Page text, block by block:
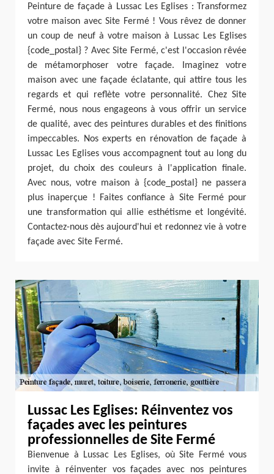
Peinture de façade à Lussac Les Eglises : Transformez
votre maison avec Site Fermé ! Vous rêvez de donner
un coup de neuf à votre maison à Lussac Les Eglises
{code_postal} ? Avec Site Fermé, c'est l'occasion rêvée
de métamorphoser votre façade. Imaginez votre
maison avec une façade éclatante, qui attire tous les
regards et qui reflète votre personnalité. Chez Site
Fermé, nous nous engageons à vous offrir un service
de qualité, avec des peintures durables et des finitions
impeccables. Nos experts en rénovation de façade à
Lussac Les Eglises vous accompagnent tout au long du
projet, du choix des couleurs à l'application finale.
Avec nous, votre maison à {code_postal} ne passera
plus inaperçue ! Faites confiance à Site Fermé pour
une transformation qui allie esthétisme et longévité.
Contactez-nous dès aujourd'hui et redonnez vie à votre
façade avec Site Fermé.
Lussac Les Eglises: Réinventez vos
façades avec les peintures
professionnelles de Site Fermé
Bienvenue à Lussac Les Eglises, où Site Fermé vous
invite à réinventer vos façades avec nos peintures